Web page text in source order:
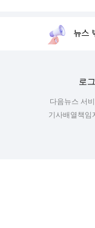
뉴스
로
다음뉴스 서
기사배열책임